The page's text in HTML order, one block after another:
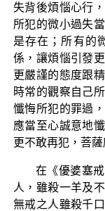
失背後煩惱心行
所犯的微小過失
是存在；所有的
係，讓煩惱引發
更嚴謹的態度跟
時常的觀察自己
懺悔所犯的罪過
應當至心誠意地
更不敢再犯，菩
在《優婆塞
人，雖殺一羊及
無戒之人雖殺千